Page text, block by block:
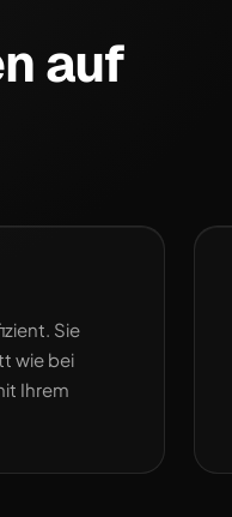
auf
Sie
wie bei
Ihrem